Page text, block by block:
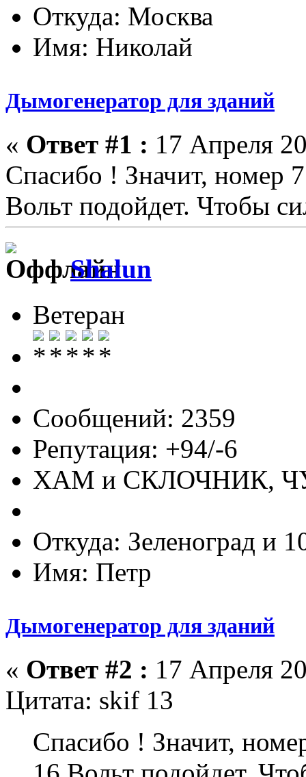
Откуда: Москва
Имя: Николай
Дымогенератор для зданий
« Ответ #1 : 17 Апреля
Спасибо ! Значит, номер
Вольт подойдет. Чтобы
Shalun
Ветеран
Сообщений: 2359
Репутация: +94/-6
ХАМ и СКЛОЧНИК,
Откуда: Зеленоград и
Имя: Петр
Дымогенератор для зданий
« Ответ #2 : 17 Апреля
Цитата: skif 13
Спасибо ! Значит,